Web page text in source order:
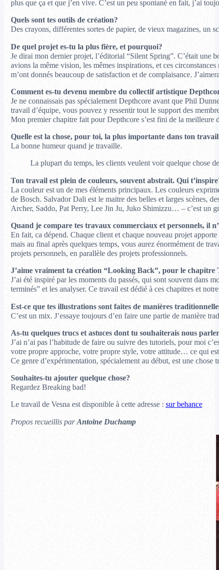
plus que ça et que j’en vive. C’est un peu spontané en fait, j’ai
Quels sont tes outils de création?
Des crayons, différentes sortes de papier, de vieux magazines,
De quel projet es-tu la plus fière, et pourquoi?
Je dirai mon dernier projet, l’éditorial “Silent Spring”. C’était
avions la même vision, les mêmes inspirations, et ces
m’ont donnés beaucoup de satisfaction et de complaisance.
Comment es-tu devenu membre du collectif artistique
Je ne connaissais pas spécialement Depthcore avant que Phil
travail d’équipe, vous pouvez y ressentir tout le support des
Mon premier chapitre fait pour Depthcore s’est fini de la meilleure
Quelle est la chose, pour toi, la plus importante dans ton
La bonne humeur quand je travaille.
La plupart du temps, les clients veulent voir quelque chose
Ton travail est plein de couleurs, souvent abstrait. Qui
La couleur est un de mes éléments principaux. Les couleurs
de Bosch. Salvador Dali est le maitre des belles et larges scènes,
Archer, Saddo, Pat Perry, Lee Jin Ju, Juko Shimizzu… – c’est un
Quand je compare tes travaux commerciaux et personnels, il
En fait, ca dépend. Chaque client et chaque nouveau projet
mais au final après quelques temps, vous aurez énormément de
projets personnels, en parallèle des projets professionnels.
J’aime vraiment ta création “Looking Back”, pour le
J’ai été inspiré par les moments du passés, qui sont souvent dans
terminés” et les analyser. Ce travail est dédié à ces chapitres et
Est-ce que tes illustrations sont faites de manières
C’est un mix. J’essaye toujours d’en faire une partie de manière
As-tu quelques trucs et astuces dont tu souhaiterais nous
J’ai n’ai pas l’habitude de faire ou suivre des tutoriels, pour moi
votre propre approche, votre propre style, votre attitude… ce qui
Ce genre d’expérimentation, spécialement au début, est une
Souhaites-tu ajouter quelque chose?
Regardez Breaking bad!
Le travail de Vesna est disponible à cette adresse : sur behance
Propos recueillis parAntoine Duchamp